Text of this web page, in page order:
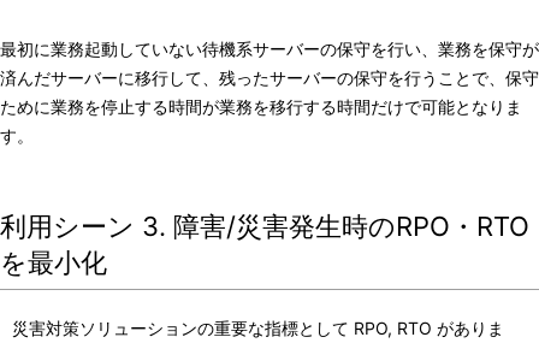
最初に業務起動していない待機系サーバーの保守を行い、業務を保守が
済んだサーバーに移行して、残ったサーバーの保守を行うことで、保守
ために業務を停止する時間が業務を移行する時間だけで可能となりま
す。
利用シーン 3. 障害/災害発生時のRPO・RTO
を最小化
災害対策ソリューションの重要な指標として RPO, RTO がありま